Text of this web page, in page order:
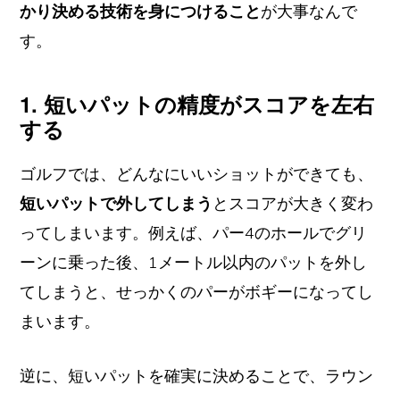
かり決める技術を身につけることが大事なんで
す。
1. 短いパットの精度がスコアを左右
する
ゴルフでは、どんなにいいショットができても、
短いパットで外してしまう とスコアが大きく変わ
ってしまいます。例えば、パー4のホールでグリ
ーンに乗った後、1メートル以内のパットを外し
てしまうと、せっかくのパーがボギーになってし
まいます。
逆に、短いパットを確実に決めることで、ラウン